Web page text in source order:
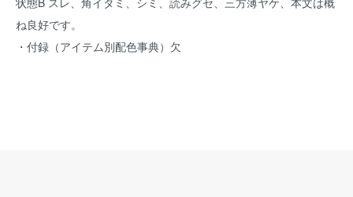
ね良好です。
・付録（アイテム別配色事典）欠